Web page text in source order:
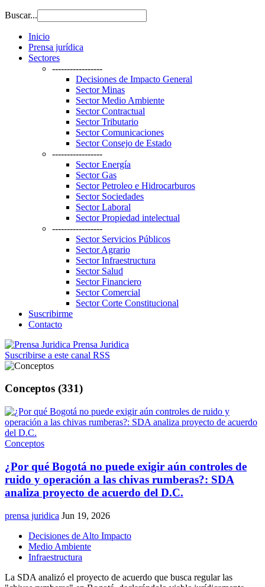
Buscar...
Inicio
Prensa jurídica
Sectores
-----------------
Decisiones de Impacto General
Sector Minas
Sector Medio Ambiente
Sector Contractual
Sector Tributario
Sector Comunicaciones
Sector Consejo de Estado
-----------------
Sector Energía
Sector Gas
Sector Petroleo e Hidrocarburos
Sector Sociedades
Sector Laboral
Sector Propiedad intelectual
-----------------
Sector Servicios Públicos
Sector Agrario
Sector Infraestructura
Sector Salud
Sector Financiero
Sector Comercial
Sector Corte Constitucional
Suscribirme
Contacto
Prensa Juridica
Suscribirse a este canal RSS
Conceptos (331)
Conceptos
¿Por qué Bogotá no puede exigir aún controles de
ruido y operación a las chivas rumberas?: SDA
analiza proyecto de acuerdo del D.C.
prensa juridica Jun 19, 2026
Decisiones de Alto Impacto
Medio Ambiente
Infraestructura
La SDA analizó el proyecto de acuerdo que busca regular las